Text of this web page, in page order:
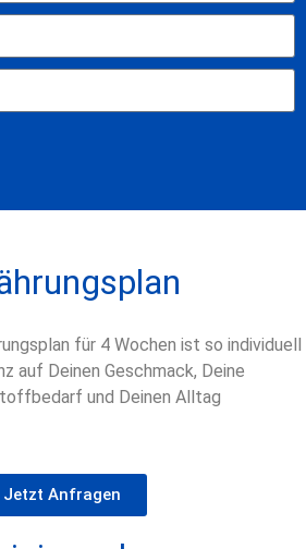
für 4 Wochen ist so individuell
auf Deinen Geschmack, Deine
und Deinen Alltag
Jetzt Anfragen